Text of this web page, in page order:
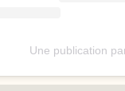
Une publication